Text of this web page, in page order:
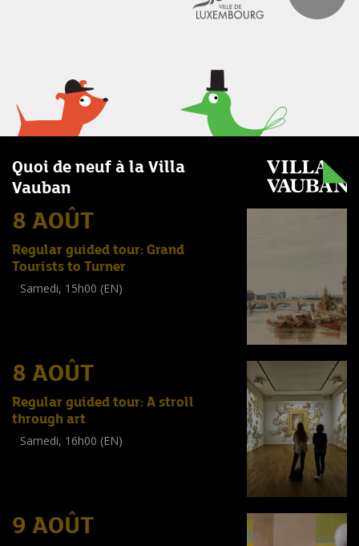
Quoi de neuf à la Villa
Vauban
8 AOÛT
Regular guided tour: Grand
Tourists to Turner
Samedi, 15h00 (EN)
8 AOÛT
Regular guided tour: A stroll
through art
Samedi, 16h00 (EN)
9 AOÛT